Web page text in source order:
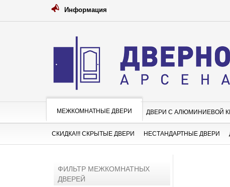
Информация
МЕЖКОМНАТНЫЕ ДВЕРИ ДВЕРИ С АЛЮМИНИЕВОЙ
СКИДКА!!! СКРЫТЫЕ ДВЕРИ НЕСТАНДАРТНЫЕ ДВЕРИ
ФИЛЬТР МЕЖКОМНАТНЫХ
ДВЕРЕЙ